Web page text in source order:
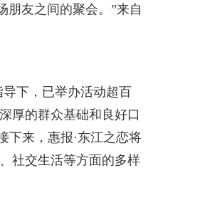
友之间的聚会。”来自
下，已举办活动超百
厚的群众基础和良好口
下来，惠报·东江之恋将
社交生活等方面的多样